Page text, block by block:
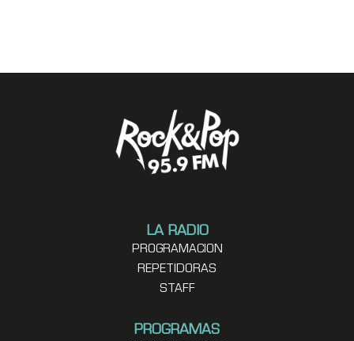
LA RADIO
PROGRAMACION
REPETIDORAS
STAFF
PROGRAMAS